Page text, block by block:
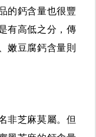
的鈣含量也很豐
有高低之分，傳
嫩豆腐鈣含量則
非芝麻莫屬。但